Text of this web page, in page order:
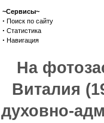
~Сервисы~
· Поиск по сайту
· Статистика
· Навигация
На
Виталия
духовно-